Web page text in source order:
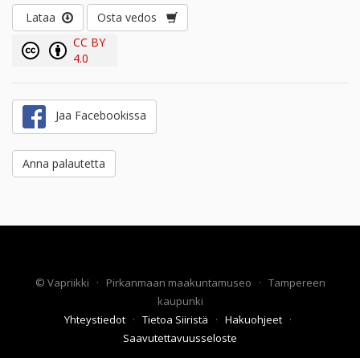
Lataa
Osta vedos
CC BY
4.0
Jaa Facebookissa
Anna palautetta
© Vapriikki · Pirkanmaan maakuntamuseo · Tampereen
kaupunki
Yhteystiedot · Tietoa Siiristä · Hakuohjeet ·
Saavutettavuusseloste